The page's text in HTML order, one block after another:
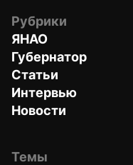
Рубрики
ЯНАО
Губернатор
Статьи
Интервью
Новости
Темы